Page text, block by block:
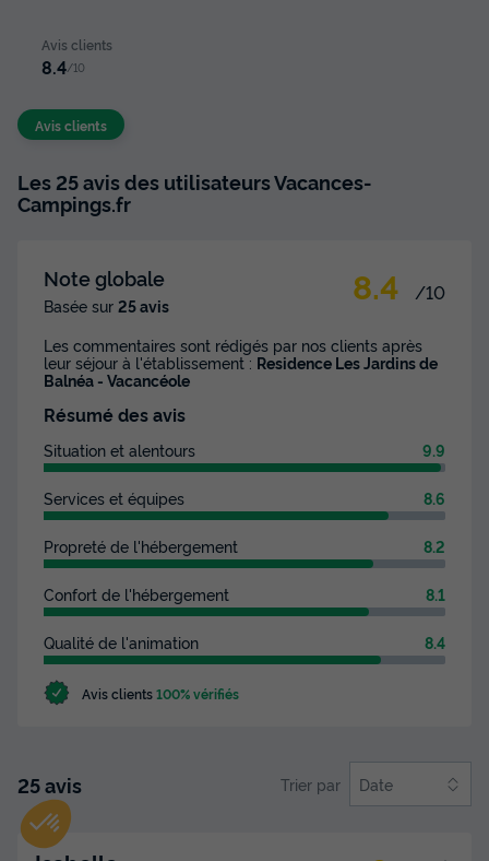
Avis clients
8.4/10
Avis clients
Les 25 avis des utilisateurs Vacances-
Campings.fr
Note globale
Basée sur 25 avis 8.4 /10
Les commentaires sont rédigés par nos clients après
leur séjour à l'établissement : Residence Les Jardins de
Balnéa - Vacancéole
Résumé des avis
Situation et alentours 9.9
Services et équipes 8.6
Propreté de l'hébergement 8.2
Confort de l'hébergement 8.1
Qualité de l'animation 8.4
Avis clients100% vérifiés
25 avis Trier par Date